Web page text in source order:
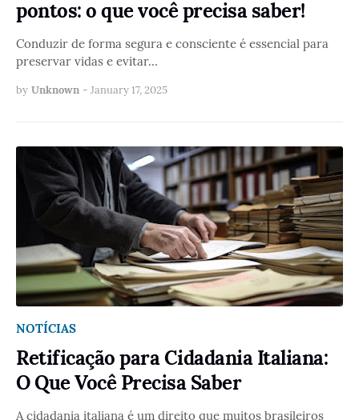
pontos: o que você precisa saber!
Conduzir de forma segura e consciente é essencial para
preservar vidas e evitar…
by Unknown - January 17, 2025
NOTÍCIAS
Retificação para Cidadania Italiana:
O Que Você Precisa Saber
A cidadania italiana é um direito que muitos brasileiros